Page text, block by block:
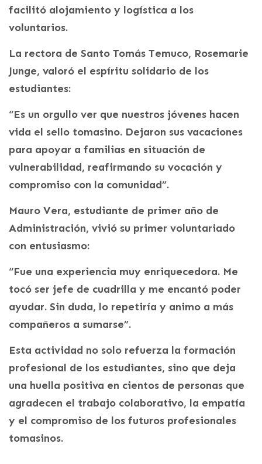
facilitó alojamiento y logística a los
voluntarios.
La rectora de Santo Tomás Temuco, Rosemarie
Junge, valoró el espíritu solidario de los
estudiantes:
“Es un orgullo ver que nuestros jóvenes hacen
vida el sello tomasino. Dejaron sus vacaciones
para apoyar a familias en situación de
vulnerabilidad, reafirmando su vocación y
compromiso con la comunidad”.
Mauro Vera, estudiante de primer año de
Administración, vivió su primer voluntariado
con entusiasmo:
“Fue una experiencia muy enriquecedora. Me
tocó ser jefe de cuadrilla y me encantó poder
ayudar. Sin duda, lo repetiría y animo a más
compañeros a sumarse”.
Esta actividad no solo refuerza la formación
profesional de los estudiantes, sino que deja
una huella positiva en cientos de personas que
agradecen el trabajo colaborativo, la empatía
y el compromiso de los futuros profesionales
tomasinos.